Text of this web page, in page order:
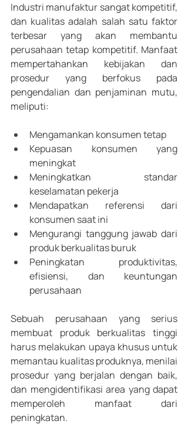
Industri manufaktur sangat kompetitif,
dan kualitas adalah salah satu faktor
terbesar yang akan membantu
perusahaan tetap kompetitif. Manfaat
mempertahankan kebijakan dan
prosedur yang berfokus pada
pengendalian dan penjaminan mutu,
meliputi:
Mengamankan konsumen tetap
Kepuasan konsumen yang
meningkat
Meningkatkan standar
keselamatan pekerja
Mendapatkan referensi dari
konsumen saat ini
Mengurangi tanggung jawab dari
produk berkualitas buruk
Peningkatan produktivitas,
efisiensi, dan keuntungan
perusahaan
Sebuah perusahaan yang serius
membuat produk berkualitas tinggi
harus melakukan upaya khusus untuk
memantau kualitas produknya, menilai
prosedur yang berjalan dengan baik,
dan mengidentifikasi area yang dapat
memperoleh manfaat dari
peningkatan.